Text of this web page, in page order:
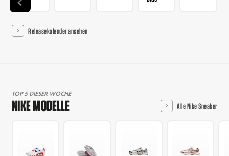
Releasekalender ansehen
TOP 5 DIESER WOCHE
NIKE MODELLE Alle Nike Sneaker